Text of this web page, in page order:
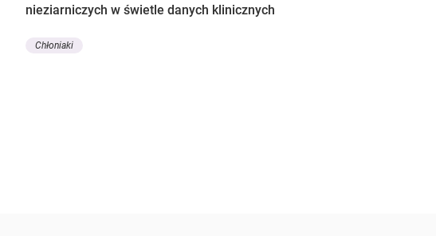
nieziarniczych w świetle danych klinicznych
Chłoniaki